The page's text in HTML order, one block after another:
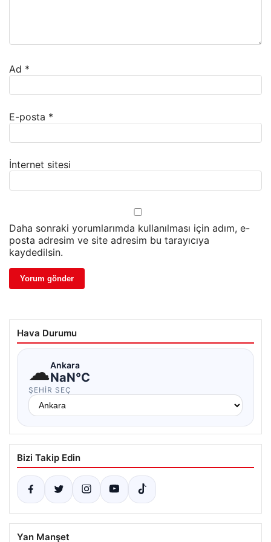
Ad *
E-posta *
İnternet sitesi
Daha sonraki yorumlarımda kullanılması için adım, e-
posta adresim ve site adresim bu tarayıcıya
kaydedilsin.
Hava Durumu
☁Ankara
NaN°C
ŞEHIR SEÇ
Bizi Takip Edin
Yan Manşet